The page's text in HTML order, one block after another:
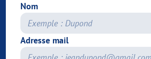
Nom
Adresse mail